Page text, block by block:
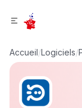
Accueil/Logiciels/